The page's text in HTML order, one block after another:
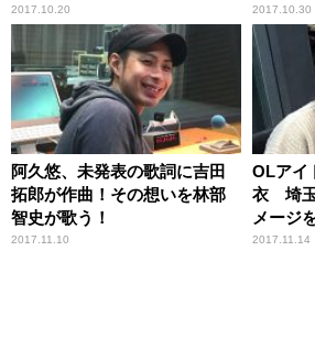
2017.10.20 2017.10.30
阿久悠、未発表の歌詞に吉田
拓郎が作曲！その想いを林部
智史が歌う！
2017.11.10
OLアイ
衣 埼玉
メージ
2017.11.14